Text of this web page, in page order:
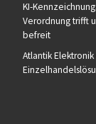
KI-
Verordnung trifft
befreit
Atlantik